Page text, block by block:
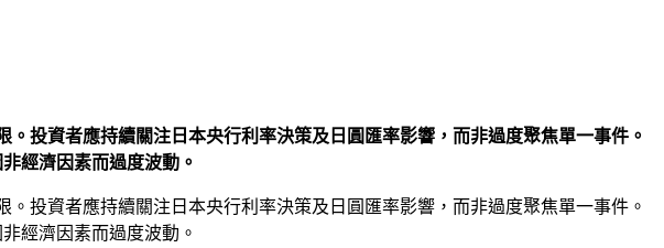
投資者應持續關注日本央行利率決策及日圓匯率影響，而非過度聚焦單一事件。
經濟因素而過度波動。
投資者應持續關注日本央行利率決策及日圓匯率影響，而非過度聚焦單一事件。
經濟因素而過度波動。